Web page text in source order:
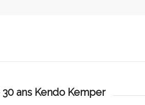
ans Kendo Kemper